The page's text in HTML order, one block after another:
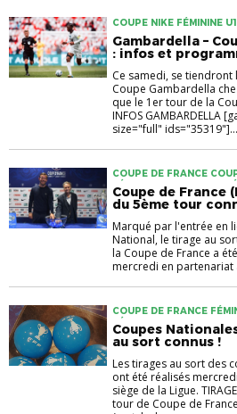
COUPE NIKE FÉMININE
Gambardella –
: infos et
Ce samedi, se tiendront
Coupe Gambardella
que le 1er tour de la
INFOS GAMBARDELLA
size="full" ids="35319"]...
COUPE DE FRANCE
FÉMININE COUPE NIKE
GAMBARDELLA
Coupe de France
du 5ème tour
Marqué par l'entrée en
National, le tirage au
la Coupe de France a
mercredi en partenariat
COUPE DE FRANCE
FÉMININE U18
Coupes
au sort connus !
Les tirages au sort des
ont été réalisés
siège de la Ligue.
tour de Coupe de